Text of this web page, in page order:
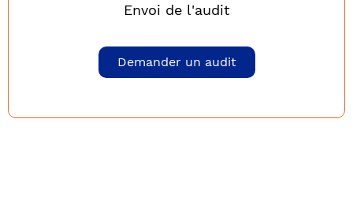
Envoi de l'audit
Demander un audit